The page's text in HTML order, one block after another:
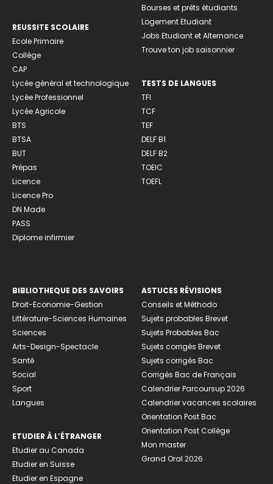
REUSSITE SCOLAIRE
Ecole Primaire
Collège
CAP
Lycée général et technologique
Lycée Professionnel
Lycée Agricole
BTS
BTSA
BUT
Prépas
Licence
Licence Pro
DN Made
PASS
Diplome infirmier
Bourses et prêts étudiants
Logement Etudiant
Jobs Etudiant et Alternance
Trouve ton job saisonnier
TESTS DE LANGUES
TFI
TCF
TEF
DELF B1
DELF B2
TOEIC
TOEFL
BIBLIOTHEQUE DES SAVOIRS
Droit-Economie-Gestion
Littérature-Sciences Humaines
Sciences
Arts-Design-Spectacle
Santé
Social
Sport
Langues
ETUDIER À L’ÉTRANGER
Etudier au Canada
Etudier en Suisse
Etudier en Espagne
ASTUCES RÉVISIONS
Conseils et Méthodo
Sujets probables Brevet
Sujets Probables Bac
Sujets corrigés Brevet
Sujets corrigés Bac
Corrigés Bac de Français
Calendrier Parcoursup 2026
Calendrier vacances scolaires
Orientation Post Bac
Orientation Post Collège
Mon master
Grand Oral 2026